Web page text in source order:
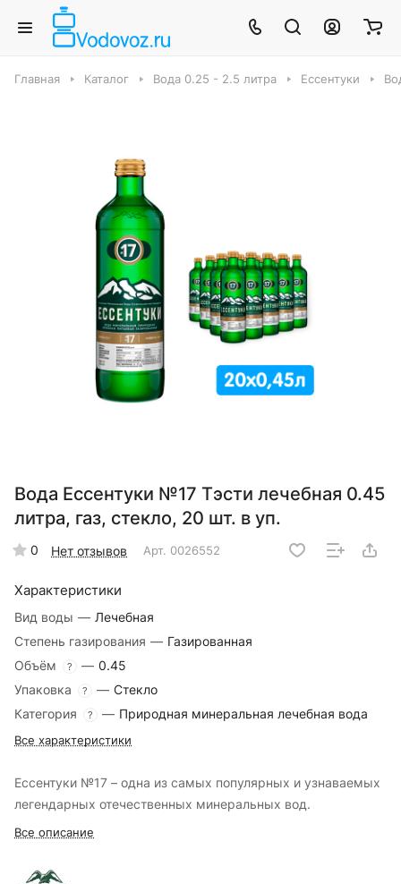
Главная Каталог Вода 0.25 - 2.5 литра Ессентуки
Вода Ессентуки №17 Тэсти лечебная 0.45
литра, газ, стекло, 20 шт. в уп.
0 Нет отзывов Арт. 0026552
Характеристики
Вид воды — Лечебная
Степень газирования — Газированная
Объём
? — 0.45
Упаковка
? — Стекло
Категория
? — Природная минеральная лечебная вода
Все характеристики
Ессентуки №17 – одна из самых популярных и узнаваемых
легендарных отечественных минеральных вод.
Все описание